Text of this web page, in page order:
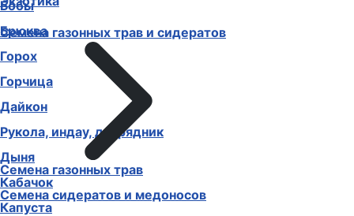
Бобы
Брюква
Горох
Горчица
Дайкон
Рукола, индау, двурядник
Дыня
Кабачок
Капуста
Семена газонных трав и сидератов
Семена газонных трав
Семена сидератов и медоносов